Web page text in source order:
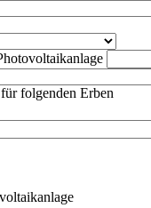
folgenden Erben